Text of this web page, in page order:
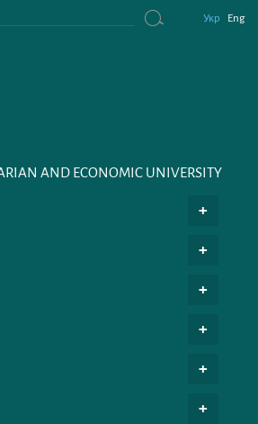
Укр Eng
AND ECONOMIC UNIVERSITY